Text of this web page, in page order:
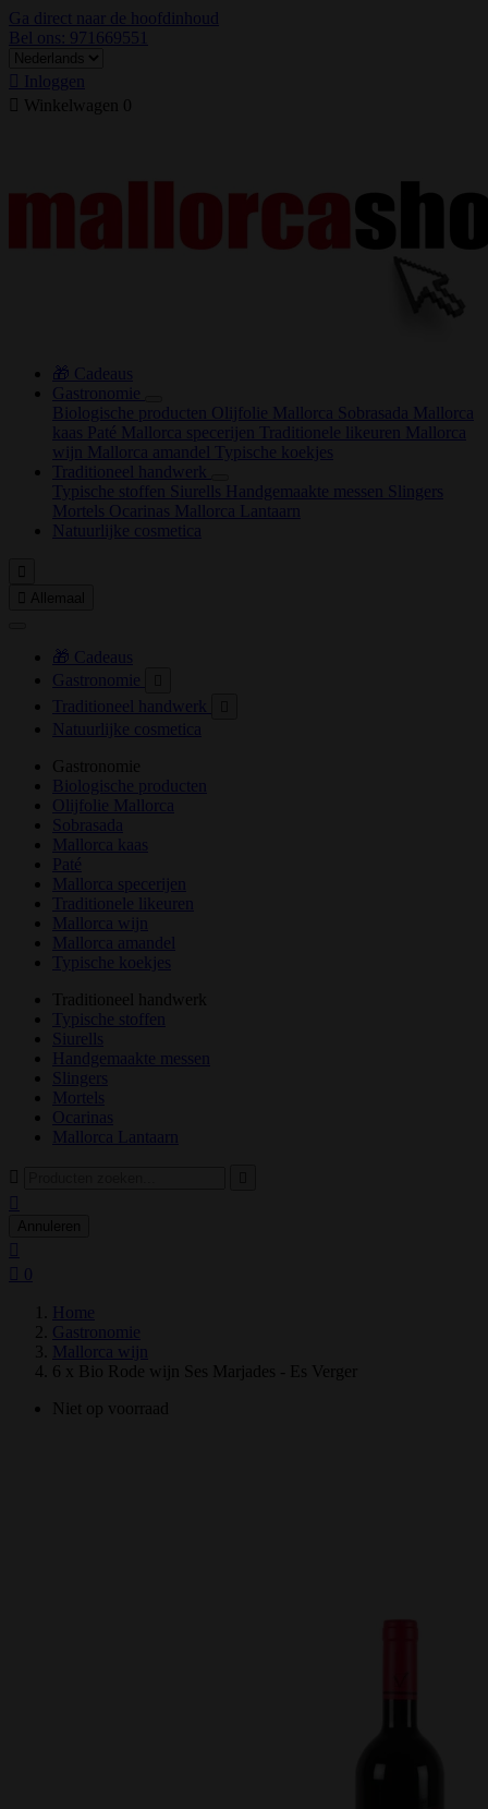
Ga direct naar de hoofdinhoud
Bel ons: 971669551
Inloggen
Winkelwagen 0
🎁 Cadeaus
Gastronomie
Biologische producten Olijfolie Mallorca Sobrasada Mallorca
kaas Paté Mallorca specerijen Traditionele likeuren
Mallorca
wijn
Mallorca amandel
Typische koekjes
Traditioneel handwerk
Typische stoffen
Siurells Handgemaakte messen
Slingers
Mortels Ocarinas Mallorca Lantaarn
Natuurlijke cosmetica
🎁 Cadeaus
Gastronomie
Traditioneel handwerk
Natuurlijke cosmetica
Gastronomie
Biologische producten
Olijfolie Mallorca
Sobrasada
Mallorca kaas
Paté
Mallorca specerijen
Traditionele likeuren
Mallorca wijn
Mallorca amandel
Typische koekjes
Traditioneel handwerk
Typische stoffen
Siurells
Handgemaakte messen
Slingers
Mortels
Ocarinas
Mallorca Lantaarn
0
Home
Gastronomie
Mallorca wijn
6 x Bio Rode wijn Ses Marjades - Es Verger
Niet op voorraad